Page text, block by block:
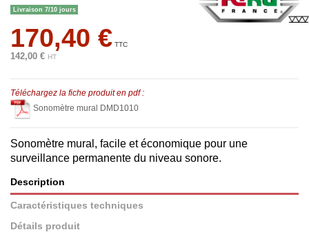
Livraison 7/10 jours
170,40 € TTC
142,00 € HT
Téléchargez la fiche produit en pdf :
Sonomètre mural DMD1010
Sonomètre mural, facile et économique pour une
surveillance permanente du niveau sonore.
Description
Caractéristiques techniques
Détails produit